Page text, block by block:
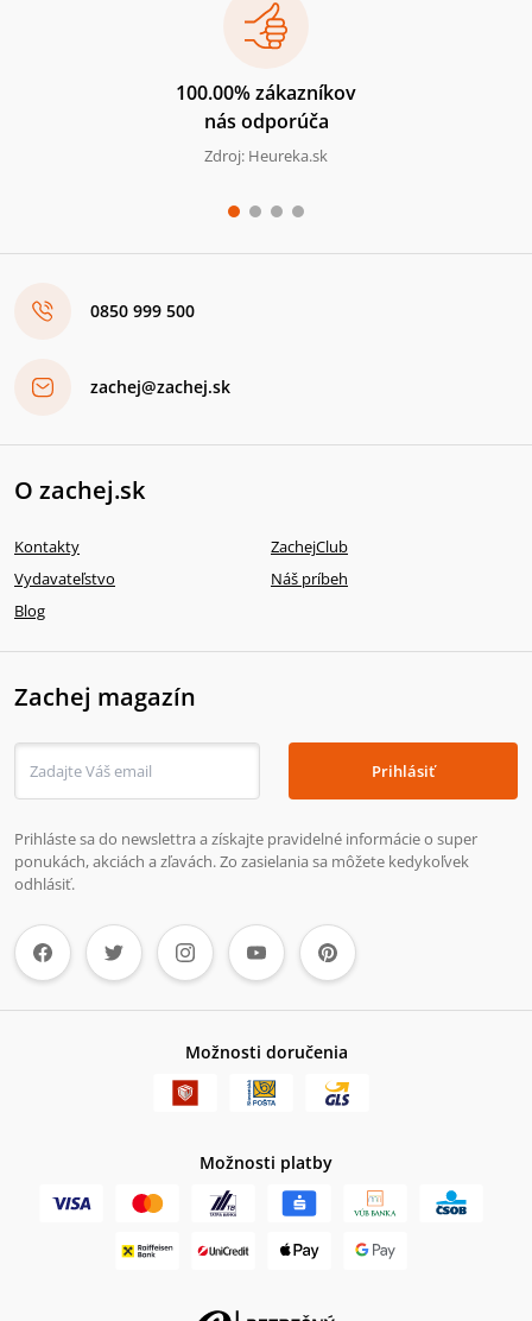
100.00% zákazníkov
nás odporúča
Zdroj: Heureka.sk
0850 999 500
zachej@zachej.sk
O zachej.sk
Kontakty
ZachejClub
Vydavateľstvo
Náš príbeh
Blog
Zachej magazín
Prihlásiť
Prihláste sa do newslettra a získajte pravidelné informácie o super
ponukách, akciách a zľavách. Zo zasielania sa môžete kedykoľvek
odhlásiť.
Možnosti doručenia
Možnosti platby